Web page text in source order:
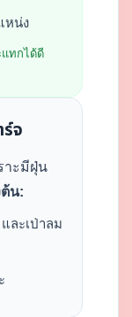
หน่ง
ทกได้ดี
จ
าะมีฝุ่น
น:
ละเป่าลม